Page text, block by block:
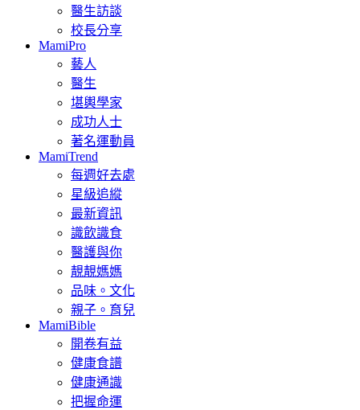
醫生訪談
校長分享
MamiPro
藝人
醫生
堪輿學家
成功人士
著名運動員
MamiTrend
每週好去處
星級追縱
最新資訊
識飲識食
醫護與你
靚靚媽媽
品味。文化
親子。育兒
MamiBible
開卷有益
健康食譜
健康通識
把握命運